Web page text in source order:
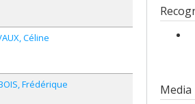
Cycle
Media
Céline
Frédérique